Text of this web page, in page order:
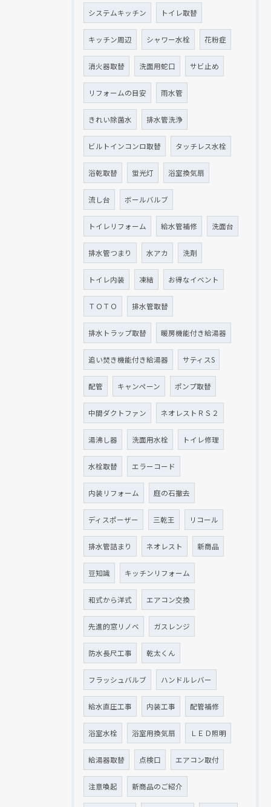
システムキッチン トイレ取替
キッチン周辺 シャワー水栓 花粉症
消火器取替 洗面用蛇口 サビ止め
リフォームの目安 雨水管
きれい除菌水 排水管洗浄
ビルトインコンロ取替 タッチレス水栓
浴乾取替 蛍光灯 浴室換気扇
流し台 ボールバルブ
トイレリフォーム 給水管補修 洗面台
排水管つまり 水アカ 洗剤
トイレ内装 凍結 お得なイベント
ＴＯＴＯ 排水管取替
排水トラップ取替 暖房機能付き給湯器
追い焚き機能付き給湯器 サティスS
配管 キャンペーン ポンプ取替
中間ダクトファン ネオレストＲＳ２
湯沸し器 洗面用水栓 トイレ修理
水栓取替 エラーコード
内装リフォーム 庭の石撤去
ディスポーザー 三乾王 リコール
排水管詰まり ネオレスト 新商品
豆知識 キッチンリフォーム
和式から洋式 エアコン交換
先進的窓リノベ ガスレンジ
防水長尺工事 乾太くん
フラッシュバルブ ハンドルレバー
給水直圧工事 内装工事 配管補修
浴室水栓 浴室用換気扇 ＬＥＤ照明
給湯器取替 点検口 エアコン取付
注意喚起 新商品のご紹介